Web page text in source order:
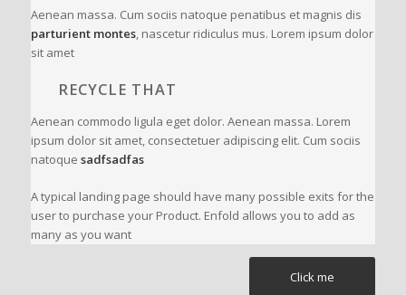
Aenean massa. Cum sociis natoque penatibus et magnis dis
parturient montes, nascetur ridiculus mus. Lorem ipsum dolor
sit amet
RECYCLE THAT
Aenean commodo ligula eget dolor. Aenean massa. Lorem
ipsum dolor sit amet, consectetuer adipiscing elit. Cum sociis
natoque sadfsadfas
A typical landing page should have many possible exits for the
user to purchase your Product. Enfold allows you to add as
many as you want
Click me